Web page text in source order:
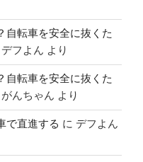
自転車を安全に抜くた
デフよん より
自転車を安全に抜くた
がんちゃん より
で直進する に デフよん